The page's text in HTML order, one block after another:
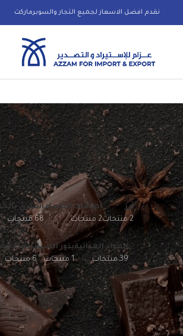
نقدم افضل الاسعار لجميع التجار والسوبرماركت
أرز
2 منتجات
إضافات الطعام
2 منتجات
اشتري
68 منتجات
المواد الغذائية
39 منتجات
بذور الشيا
1 منتجات
براتيك
6 منتجات